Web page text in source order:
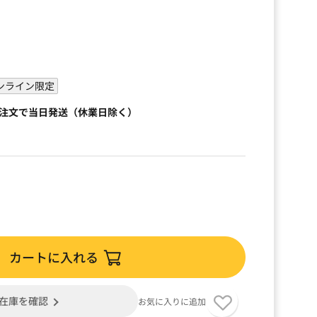
ライン限定
文で当日発送（休業日除く）
カートに入れる
庫を確認 お気に入りに追加